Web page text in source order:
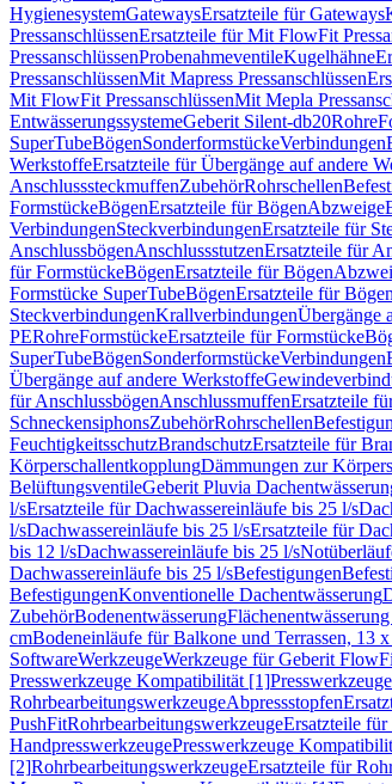
HygienesystemGatewaysErsatzteile für Gateways
PressanschlüssenErsatzteile für Mit FlowFit
PressanschlüssenProbenahmeventileKugelhähne
PressanschlüssenMit Mapress Pressanschlüssen
Mit FlowFit PressanschlüssenMit Mepla
EntwässerungssystemeGeberit Silent-db20Rohre
SuperTubeBögenSonderformstückeVerbindungen
WerkstoffeErsatzteile für Übergänge auf andere
AnschlusssteckmuffenZubehörRohrschellen
FormstückeBögenErsatzteile für BögenAbzweige
VerbindungenSteckverbindungenErsatzteile für
AnschlussbögenAnschlussstutzenErsatzteile für
für FormstückeBögenErsatzteile für Bögen
Formstücke SuperTubeBögenErsatzteile für Bögen
SteckverbindungenKrallverbindungenÜbergänge
PERohreFormstückeErsatzteile für Formstücke
SuperTubeBögenSonderformstückeVerbindungen
Übergänge auf andere Werkstoffe
für AnschlussbögenAnschlussmuffenErsatzteile
SchneckensiphonsZubehörRohrschellen
FeuchtigkeitsschutzBrandschutzErsatzteile für
KörperschallentkopplungDämmungen zur
BelüftungsventileGeberit Pluvia
l/sErsatzteile für Dachwassereinläufe bis 25 l/s
l/sDachwassereinläufe bis 25 l/sErsatzteile für
bis 12 l/sDachwassereinläufe bis 25 l/s
Dachwassereinläufe bis 25 l/sBefestigungen
BefestigungenKonventionelle Dachentwässerung
ZubehörBodenentwässerung
cmBodeneinläufe für Balkone und Terrassen, 13
SoftwareWerkzeugeWerkzeuge für Geberit
Presswerkzeuge Kompatibilität [1]
RohrbearbeitungswerkzeugeAbpressstopfen
PushFitRohrbearbeitungswerkzeugeErsatzteile
HandpresswerkzeugePresswerkzeuge
[2]RohrbearbeitungswerkzeugeErsatzteile für